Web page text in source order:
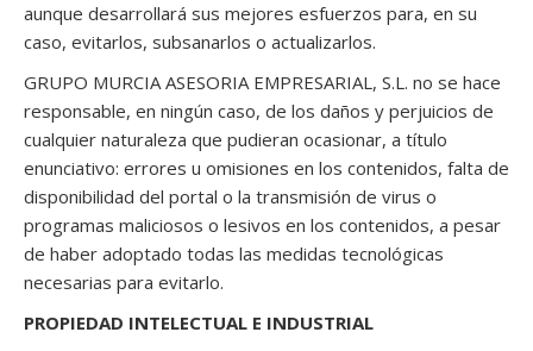
aunque desarrollará sus mejores esfuerzos para, en su
caso, evitarlos, subsanarlos o actualizarlos.
GRUPO MURCIA ASESORIA EMPRESARIAL, S.L. no se hace
responsable, en ningún caso, de los daños y perjuicios de
cualquier naturaleza que pudieran ocasionar, a título
enunciativo: errores u omisiones en los contenidos, falta de
disponibilidad del portal o la transmisión de virus o
programas maliciosos o lesivos en los contenidos, a pesar
de haber adoptado todas las medidas tecnológicas
necesarias para evitarlo.
PROPIEDAD INTELECTUAL E INDUSTRIAL